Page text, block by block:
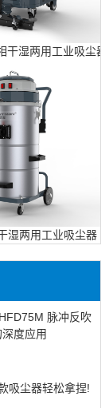
干湿两用工业吸尘器
湿两用工业吸尘器
脉冲反吹
度应用
吸尘器轻松拿捏!